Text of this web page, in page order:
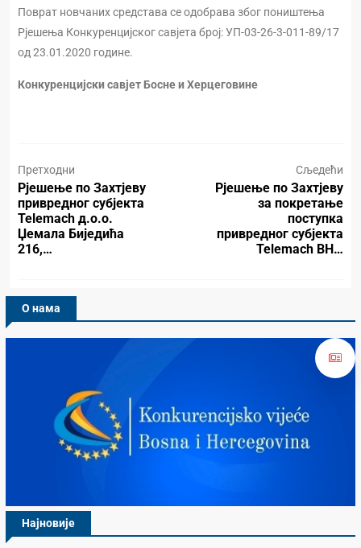
Поврат новчаних средстава се одобрава због поништења
Рјешења Конкуренцијског савјета број: УП-03-26-3-011-89/17
од 23.01.2020 године.
Конкуренцијски савјет Босне и Херцеговине
Претходни
Рјешење по Захтјеву
привредног субјекта
Telemach д.о.о.
Џемала Биједића
216,…
Сљедећи
Рјешење по Захтјеву
за покретање
поступка
привредног субјекта
Telemach BH…
О нама
Најновије